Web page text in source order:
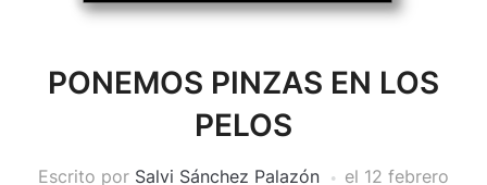
PONEMOS PINZAS EN LOS
PELOS
Escrito por Salvi Sánchez Palazón el 12 febrero